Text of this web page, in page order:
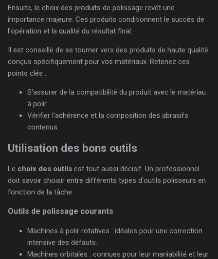
Ensuite, le choix des produits de polissage revêt une
importance majeure. Ces produits conditionnent le succès de
l'opération et la qualité du résultat final.
Il est conseillé de se tourner vers des produits de haute qualité
conçus spécifiquement pour vos matériaux. Retenez ces
points clés :
S'assurer de la compatibilité du produit avec le matériau
à polir.
Vérifier l'adhérence et la composition des abrasifs
contenus.
Utilisation des bons outils
Le choix des outils est tout aussi décisif. Un professionnel
doit savoir choisir entre différents types d'outils polisseurs en
fonction de la tâche.
Outils de polissage courants
Machines à polir rotatives : idéales pour une correction
intensive des défauts.
Machines orbitales : connues pour leur maniabilité et leur